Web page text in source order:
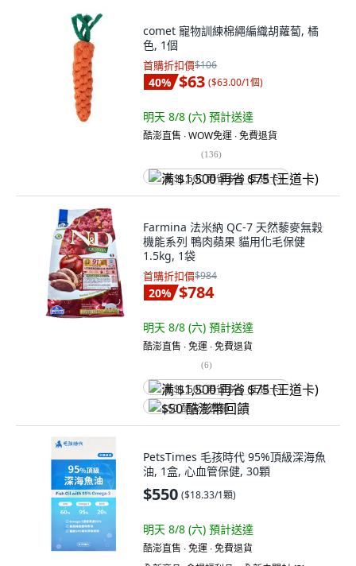
comet 寵物訓練棉繩編織胡蘿蔔, 橘
色, 1個
首購折扣價$106
40% $63 ($63.00/1個)
明天 8/8 (六) 預計送達
酷澎直售 ∙ WOW免運 ∙ 免費退貨
(136)
满 $1,500 再省 $75 (王道卡)
Farmina 法米納 QC-7 天然藜麥無穀
機能系列 鴨肉蘋果 貓用化毛保健
1.5kg, 1袋
首購折扣價$984
20% $784
明天 8/8 (六) 預計送達
酷澎直售 ∙ 免運 ∙ 免費退貨
(6)
满 $1,500 再省 $75 (王道卡)
$50 酷澎幣回饋
PetsTimes 毛孩時代 95%頂級深海魚
油, 1盒, 心血管保健, 30顆
$550 ($18.33/1顆)
明天 8/8 (六) 預計送達
酷澎直售 ∙ 免運 ∙ 免費退貨